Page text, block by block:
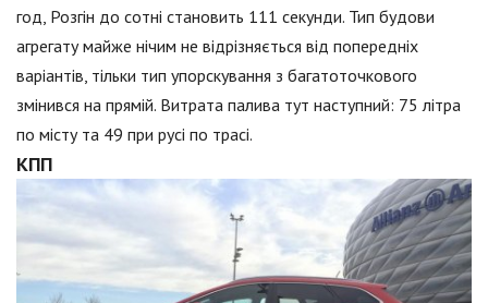
год, Розгін до сотні становить 111 секунди. Тип будови
агрегату майже нічим не відрізняється від попередніх
варіантів, тільки тип упорскування з багатоточкового
змінився на прямій. Витрата палива тут наступний: 75 літра
по місту та 49 при русі по трасі.
КПП